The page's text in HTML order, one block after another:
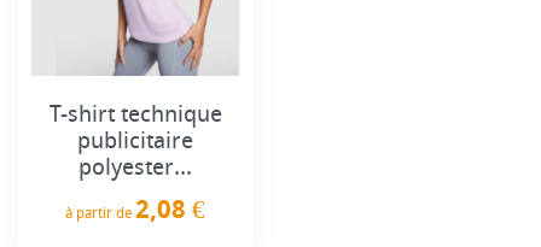
T-shirt technique
publicitaire
polyester...
à partir de 2,08 €